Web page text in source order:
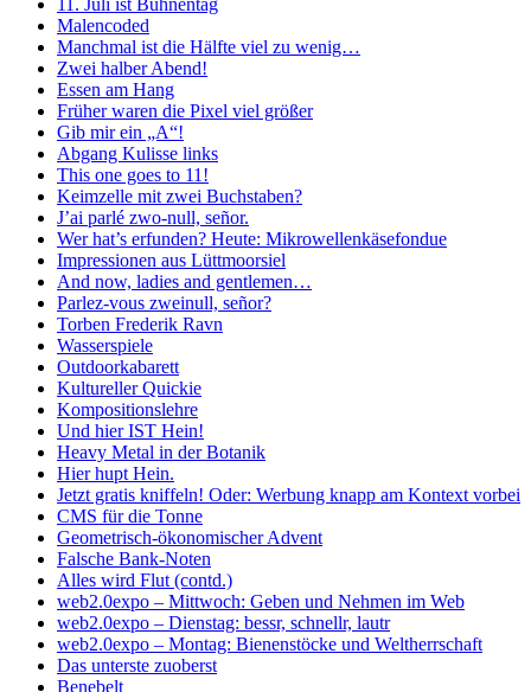
11. Juli ist Bühnentag
Malencoded
Manchmal ist die Hälfte viel zu wenig…
Zwei halber Abend!
Essen am Hang
Früher waren die Pixel viel größer
Gib mir ein „A“!
Abgang Kulisse links
This one goes to 11!
Keimzelle mit zwei Buchstaben?
J’ai parlé zwo-null, señor.
Wer hat’s erfunden? Heute: Mikrowellenkäsefondue
Impressionen aus Lüttmoorsiel
And now, ladies and gentlemen…
Parlez-vous zweinull, señor?
Torben Frederik Ravn
Wasserspiele
Outdoorkabarett
Kultureller Quickie
Kompositionslehre
Und hier IST Hein!
Heavy Metal in der Botanik
Hier hupt Hein.
Jetzt gratis kniffeln! Oder: Werbung knapp am Kontext vorbei
CMS für die Tonne
Geometrisch-ökonomischer Advent
Falsche Bank-Noten
Alles wird Flut (contd.)
web2.0expo – Mittwoch: Geben und Nehmen im Web
web2.0expo – Dienstag: bessr, schnellr, lautr
web2.0expo – Montag: Bienenstöcke und Weltherrschaft
Das unterste zuoberst
Benebelt